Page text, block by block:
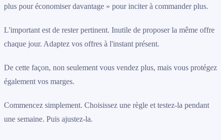
plus pour économiser davantage » pour inciter à commander plus.
L'important est de rester pertinent. Inutile de proposer la même offre
chaque jour. Adaptez vos offres à l'instant présent.
De cette façon, non seulement vous vendez plus, mais vous protégez
également vos marges.
Commencez simplement. Choisissez une règle et testez-la pendant
une semaine. Puis ajustez-la.